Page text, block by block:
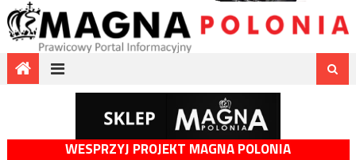
WESPRZYJ PROJEKT MAGNA POLONIA